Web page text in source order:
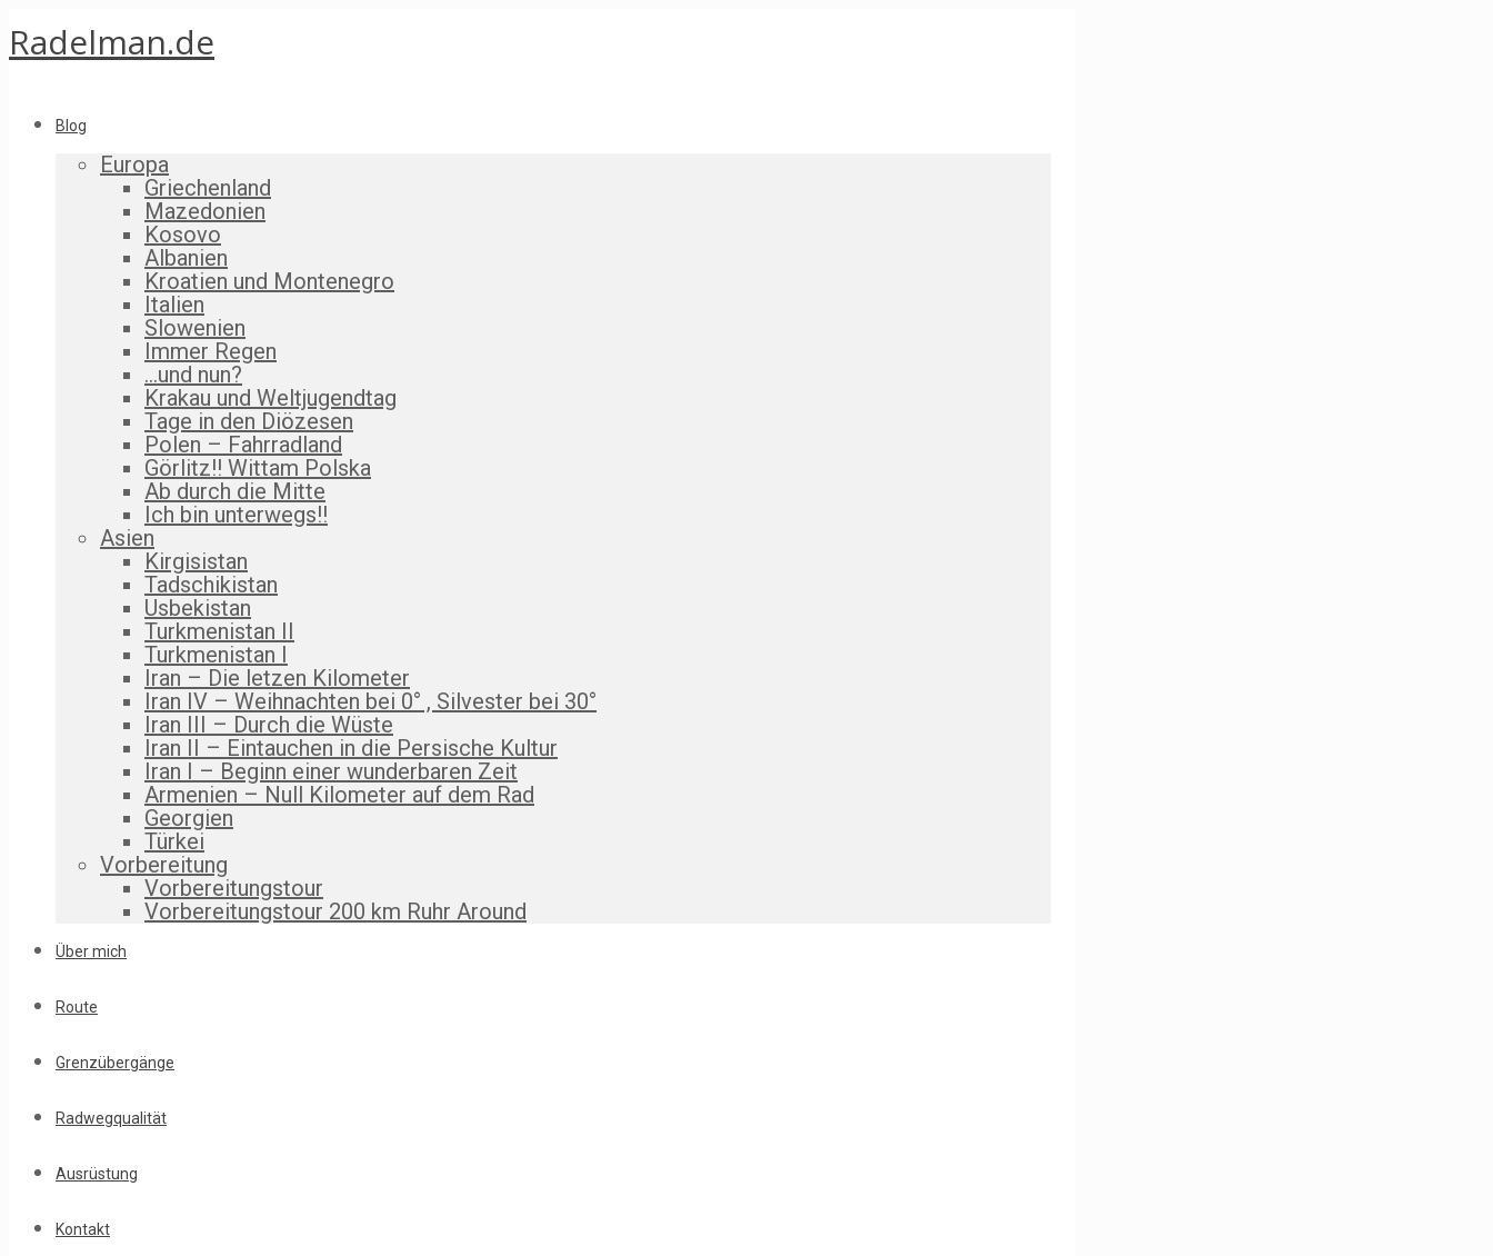
Radelman.de
Blog
Europa
Griechenland
Mazedonien
Kosovo
Albanien
Kroatien und Montenegro
Italien
Slowenien
Immer Regen
…und nun?
Krakau und Weltjugendtag
Tage in den Diözesen
Polen – Fahrradland
Görlitz!! Wittam Polska
Ab durch die Mitte
Ich bin unterwegs!!
Asien
Kirgisistan
Tadschikistan
Usbekistan
Turkmenistan II
Turkmenistan I
Iran – Die letzen Kilometer
Iran IV – Weihnachten bei 0° , Silvester bei 30°
Iran III – Durch die Wüste
Iran II – Eintauchen in die Persische Kultur
Iran I – Beginn einer wunderbaren Zeit
Armenien – Null Kilometer auf dem Rad
Georgien
Türkei
Vorbereitung
Vorbereitungstour
Vorbereitungstour 200 km Ruhr Around
Über mich
Route
Grenzübergänge
Radwegqualität
Ausrüstung
Kontakt